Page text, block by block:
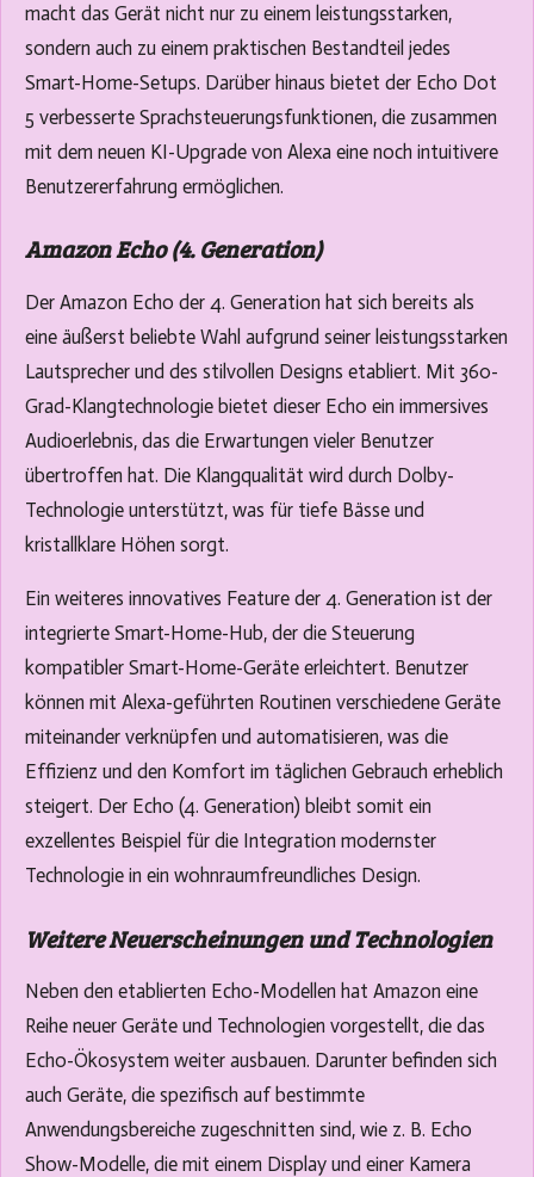
macht das Gerät nicht nur zu einem leistungsstarken,
sondern auch zu einem praktischen Bestandteil jedes
Smart-Home-Setups. Darüber hinaus bietet der Echo Dot
5 verbesserte Sprachsteuerungsfunktionen, die zusammen
mit dem neuen KI-Upgrade von Alexa eine noch intuitivere
Benutzererfahrung ermöglichen.
Amazon Echo (4. Generation)
Der Amazon Echo der 4. Generation hat sich bereits als
eine äußerst beliebte Wahl aufgrund seiner leistungsstarken
Lautsprecher und des stilvollen Designs etabliert. Mit 360-
Grad-Klangtechnologie bietet dieser Echo ein immersives
Audioerlebnis, das die Erwartungen vieler Benutzer
übertroffen hat. Die Klangqualität wird durch Dolby-
Technologie unterstützt, was für tiefe Bässe und
kristallklare Höhen sorgt.
Ein weiteres innovatives Feature der 4. Generation ist der
integrierte Smart-Home-Hub, der die Steuerung
kompatibler Smart-Home-Geräte erleichtert. Benutzer
können mit Alexa-geführten Routinen verschiedene Geräte
miteinander verknüpfen und automatisieren, was die
Effizienz und den Komfort im täglichen Gebrauch erheblich
steigert. Der Echo (4. Generation) bleibt somit ein
exzellentes Beispiel für die Integration modernster
Technologie in ein wohnraumfreundliches Design.
Weitere Neuerscheinungen und Technologien
Neben den etablierten Echo-Modellen hat Amazon eine
Reihe neuer Geräte und Technologien vorgestellt, die das
Echo-Ökosystem weiter ausbauen. Darunter befinden sich
auch Geräte, die spezifisch auf bestimmte
Anwendungsbereiche zugeschnitten sind, wie z. B. Echo
Show-Modelle, die mit einem Display und einer Kamera